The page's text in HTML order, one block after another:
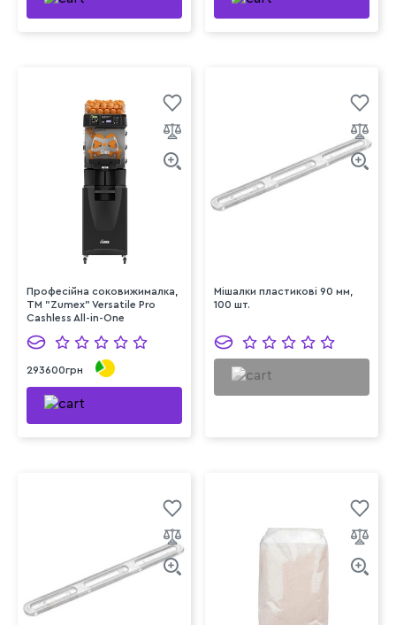
Професійна соковижималка,
TM "Zumex" Versatile Pro
Cashless All-in-One
пересувній тумбі)
293600грн
Мішалки пластикові 90 мм,
100 шт.